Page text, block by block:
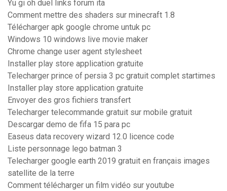
Yu gi oh duel links forum ita
Comment mettre des shaders sur minecraft 1.8
Télécharger apk google chrome untuk pc
Windows 10 windows live movie maker
Chrome change user agent stylesheet
Installer play store application gratuite
Telecharger prince of persia 3 pc gratuit complet startimes
Installer play store application gratuite
Envoyer des gros fichiers transfert
Telecharger telecommande gratuit sur mobile gratuit
Descargar demo de fifa 15 para pc
Easeus data recovery wizard 12.0 licence code
Liste personnage lego batman 3
Telecharger google earth 2019 gratuit en français images
satellite de la terre
Comment télécharger un film vidéo sur youtube